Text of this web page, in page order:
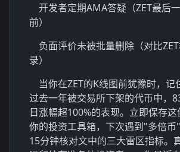
开发者定期AMA答疑（ZET最后
前）
负面评价未被批量删除（对比
录）
当你在ZET的K线图前犹豫时，记
过去一年被交易所下架的代币中，
日涨幅超100%的表现。立即保存这
你的投资工具箱，下次遇到"多倍币
15分钟核对文中的三大雷区指标。